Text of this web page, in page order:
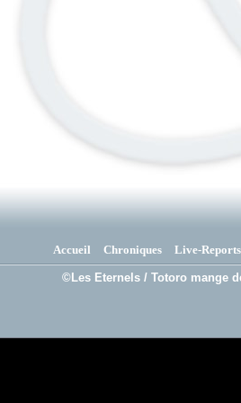
Accueil Chroniques Live-Reports
©Les Eternels / Totoro mange